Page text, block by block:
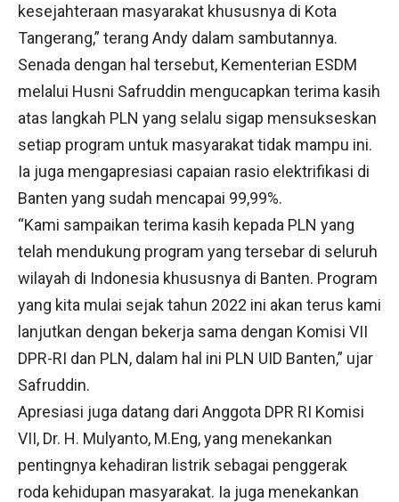
kesejahteraan masyarakat khususnya di Kota
Tangerang,” terang Andy dalam sambutannya.
Senada dengan hal tersebut, Kementerian ESDM
melalui Husni Safruddin mengucapkan terima kasih
atas langkah PLN yang selalu sigap mensukseskan
setiap program untuk masyarakat tidak mampu ini.
Ia juga mengapresiasi capaian rasio elektrifikasi di
Banten yang sudah mencapai 99,99%.
“Kami sampaikan terima kasih kepada PLN yang
telah mendukung program yang tersebar di seluruh
wilayah di Indonesia khususnya di Banten. Program
yang kita mulai sejak tahun 2022 ini akan terus kami
lanjutkan dengan bekerja sama dengan Komisi VII
DPR-RI dan PLN, dalam hal ini PLN UID Banten,” ujar
Safruddin.
Apresiasi juga datang dari Anggota DPR RI Komisi
VII, Dr. H. Mulyanto, M.Eng, yang menekankan
pentingnya kehadiran listrik sebagai penggerak
roda kehidupan masyarakat. Ia juga menekankan